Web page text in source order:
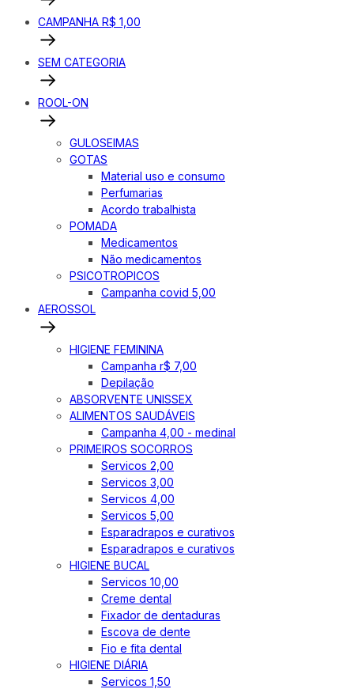
CAMPANHA R$ 1,00
SEM CATEGORIA
ROOL-ON
GULOSEIMAS
GOTAS
Material uso e consumo
Perfumarias
Acordo trabalhista
POMADA
Medicamentos
Não medicamentos
PSICOTROPICOS
Campanha covid 5,00
AEROSSOL
HIGIENE FEMININA
Campanha r$ 7,00
Depilação
ABSORVENTE UNISSEX
ALIMENTOS SAUDÁVEIS
Campanha 4,00 - medinal
PRIMEIROS SOCORROS
Servicos 2,00
Servicos 3,00
Servicos 4,00
Servicos 5,00
Esparadrapos e curativos
Esparadrapos e curativos
HIGIENE BUCAL
Servicos 10,00
Creme dental
Fixador de dentaduras
Escova de dente
Fio e fita dental
HIGIENE DIÁRIA
Servicos 1,50